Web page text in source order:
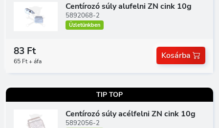
Centírozó súly alufelni ZN cink 10g
5892068-2
Üzletünkben
83 Ft
65 Ft + áfa
Kosárba
TIP TOP
Centírozó súly acélfelni ZN cink 10g
5892056-2